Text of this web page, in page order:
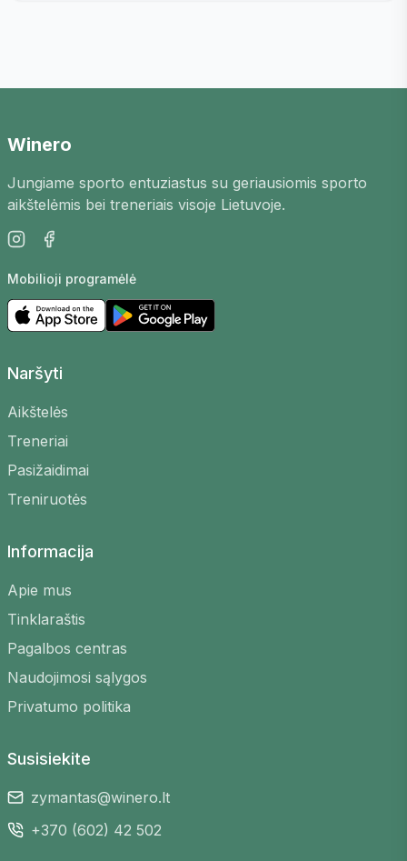
Kortų rezervacija yra paprasta – pasirinkite
parodys laisvas aikšteles ir kainas. Galite
nuo jūsų poreikių.
Kas yra padelis?
Padelis yra greitai populiarėjantis raketų
sportas, derinantis teniso, skvošo ir stalo teniso
elementus. Žaidimas vyksta specialiose, stiklo ir
metalo sienomis aptvertose aikštelėse. Tai
draugais ar kolegomis.
vietoje
Greita rezervacija
paspaudimais
Patogi paieška
laiką ir kainą
Winero
Jungiame sporto entuziastus su geriausiomis sporto
aikštelėmis bei treneriais visoje Lietuvoje.
Mobilioji programėlė
Naršyti
Aikštelės
Treneriai
Pasižaidimai
Treniruotės
Informacija
Apie mus
Tinklaraštis
Pagalbos centras
Naudojimosi sąlygos
Privatumo politika
Susisiekite
zymantas@winero.lt
+370 (602) 42 502